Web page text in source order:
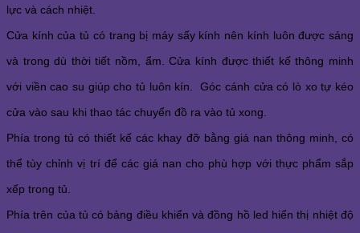
lực và cách nhiệt.
Cửa kính của tủ có trang bị máy sấy kính nên kính luôn được sáng
và trong dù thời tiết nồm, ẩm. Cửa kính được thiết kế thông minh
với viền cao su giúp cho tủ luôn kín. Góc cánh cửa có lò xo tự kéo
cửa vào sau khi thao tác chuyển đồ ra vào tủ xong.
Phía trong tủ có thiết kế các khay đỡ bằng giá nan thông minh, có
thể tùy chỉnh vị trí để các giá nan cho phù hợp với thực phẩm sắp
xếp trong tủ.
Phía trên của tủ có bảng điều khiển và đồng hồ led hiển thị nhiệt độ